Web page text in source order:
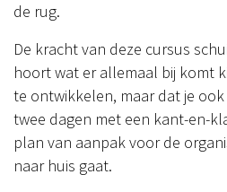
de rug.
De kracht van deze cursus
hoort wat er allemaal bij komt
te ontwikkelen, maar dat je
twee dagen met een kant-en-
plan van aanpak voor de
naar huis gaat.